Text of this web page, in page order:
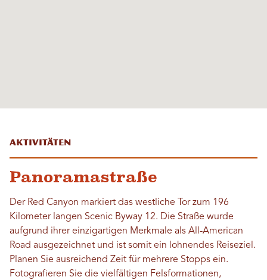
Aktivitäten
Panoramastraße
Der Red Canyon markiert das westliche Tor zum 196
Kilometer langen Scenic Byway 12. Die Straße wurde
aufgrund ihrer einzigartigen Merkmale als All-American
Road ausgezeichnet und ist somit ein lohnendes Reiseziel.
Planen Sie ausreichend Zeit für mehrere Stopps ein.
Fotografieren Sie die vielfältigen Felsformationen,